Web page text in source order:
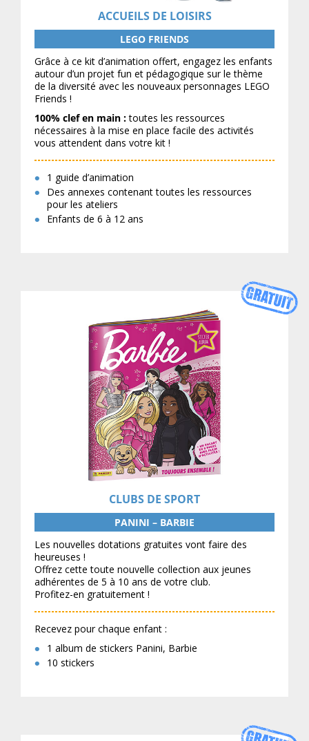
ACCUEILS DE LOISIRS
LEGO FRIENDS
Grâce à ce kit d’animation offert, engagez les enfants
autour d’un projet fun et pédagogique sur le thème
de la diversité avec les nouveaux personnages LEGO
Friends !
100% clef en main :toutes les ressources
nécessaires à la mise en place facile des activités
vous attendent dans votre kit !
1 guide d’animation
Des annexes contenant toutes les ressources
pour les ateliers
Enfants de 6 à 12 ans
CLUBS DE SPORT
PANINI – BARBIE
Les nouvelles dotations gratuites vont faire des
heureuses !
Offrez cette toute nouvelle collection aux jeunes
adhérentes de 5 à 10 ans de votre club.
Profitez-en gratuitement !
Recevez pour chaque enfant :
1 album de stickers Panini, Barbie
10 stickers